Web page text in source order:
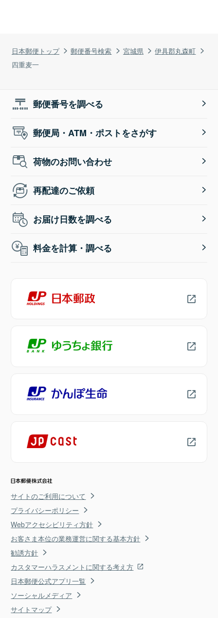
日本郵便トップ 郵便番号検索 宮城県
伊具郡丸森町
四重麦一
郵便番号を調べる
郵便局・ATM・ポストをさがす
荷物のお問い合わせ
再配達のご依頼
お届け日数を調べる
料金を計算・調べる
サイトのご利用について
プライバシーポリシー
Webアクセシビリティ方針
お客さま本位の業務運営に関する基本方針
勧誘方針
カスタマーハラスメントに関する考え方
日本郵便公式アプリ一覧
ソーシャルメディア
サイトマップ